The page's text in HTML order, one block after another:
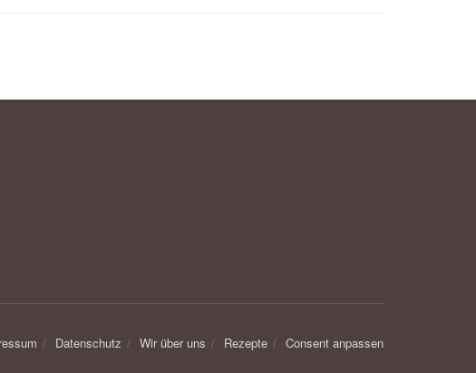
Datenschutz Wir über uns Rezepte Consent anpassen